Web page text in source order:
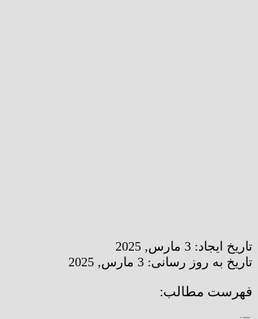
تاریخ ایجاد: 3 مارس, 2025
تاریخ به روز رسانی: 3 مارس, 2025
فهرست مطالب: